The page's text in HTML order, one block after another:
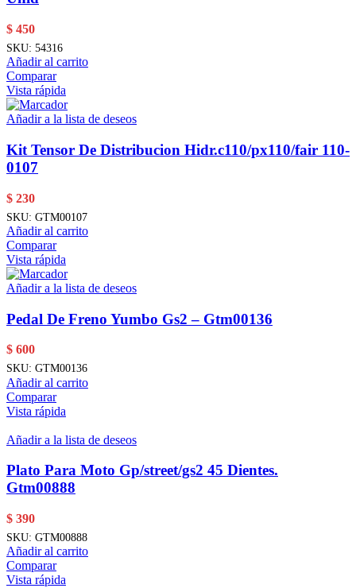
$ 450
SKU: 54316
Añadir al carrito
Comparar
Vista rápida
Añadir a la lista de deseos
Kit Tensor De Distribucion Hidr.c110/px110/fair 110-
0107
$ 230
SKU: GTM00107
Añadir al carrito
Comparar
Vista rápida
Añadir a la lista de deseos
Pedal De Freno Yumbo Gs2 – Gtm00136
$ 600
SKU: GTM00136
Añadir al carrito
Comparar
Vista rápida
Añadir a la lista de deseos
Plato Para Moto Gp/street/gs2 45 Dientes.
Gtm00888
$ 390
SKU: GTM00888
Añadir al carrito
Comparar
Vista rápida